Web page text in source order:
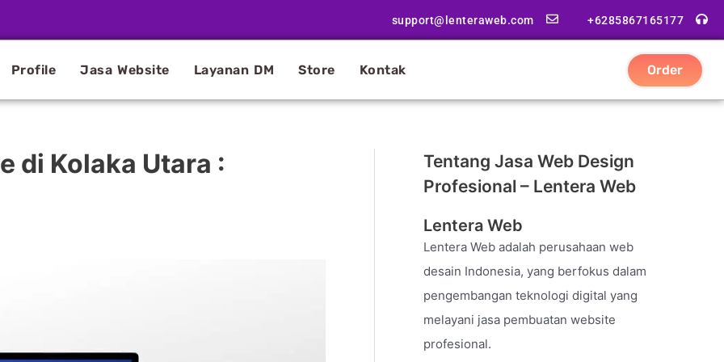
support@lenteraweb.com +6285867165177
Profile Jasa Website Layanan DM Store Kontak Order
di Kolaka Utara :
Tentang Jasa Web Design
Profesional – Lentera Web
Lentera Web
Lentera Web adalah perusahaan web
desain Indonesia, yang berfokus dalam
pengembangan teknologi digital yang
melayani jasa pembuatan website
profesional.